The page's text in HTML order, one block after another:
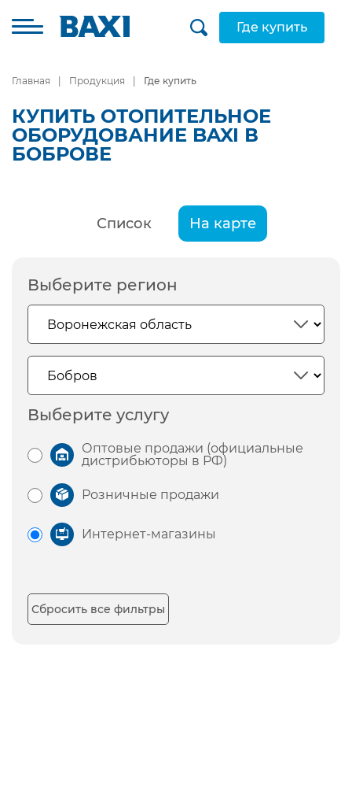
Где купить
Главная Продукция Где купить
КУПИТЬ ОТОПИТЕЛЬНОЕ
ОБОРУДОВАНИЕ BAXI В
БОБРОВЕ
Список На карте
Выберите регион
Выберите услугу
Оптовые продажи (официальные
дистрибьюторы в РФ)
Розничные продажи
Интернет-магазины
Сбросить все фильтры